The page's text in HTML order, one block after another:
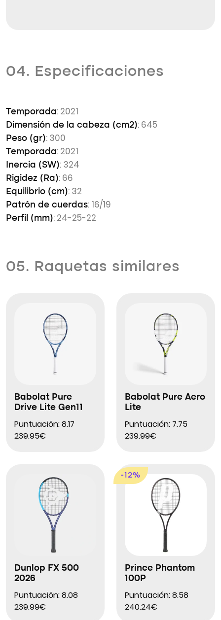
04. Especificaciones
Temporada: 2021
Dimensión de la cabeza (cm2): 645
Peso (gr): 300
Temporada: 2021
Inercia (SW): 324
Rigidez (Ra): 66
Equilibrio (cm): 32
Patrón de cuerdas: 16/19
Perfil (mm): 24-25-22
05. Raquetas similares
Babolat Pure
Drive Lite Gen11
Puntuación: 8.17
239.95€
Babolat Pure Aero
Lite
Puntuación: 7.75
239.99€
Dunlop FX 500
2026
Puntuación: 8.08
239.99€
-12%
Prince Phantom
100P
Puntuación: 8.58
240.24€